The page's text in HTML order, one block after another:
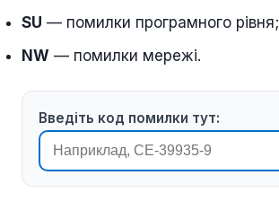
SU — помилки програмного рівня;
NW — помилки мережі.
Введіть код помилки тут: